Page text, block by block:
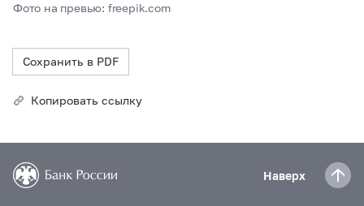
Фото на превью: freepik.com
Сохранить в PDF
Копировать ссылку
Наверх